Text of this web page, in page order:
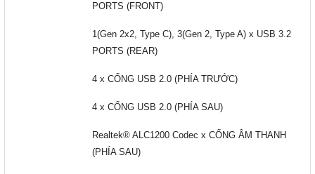
PORTS (FRONT)
1(Gen 2x2, Type C), 3(Gen 2, Type A) x USB 3.2
PORTS (REAR)
4 x CỔNG USB 2.0 (PHÍA TRƯỚC)
4 x CỔNG USB 2.0 (PHÍA SAU)
Realtek® ALC1200 Codec x CỔNG ÂM THANH
(PHÍA SAU)